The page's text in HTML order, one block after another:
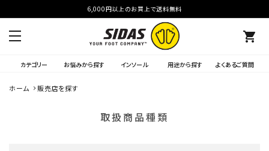
6,000円以上のお買上で送料無料
shopping_cart
カテゴリー お悩みから探す インソール 用途から探す よくあるご質問
ホーム 販売店を探す
取扱商品種類